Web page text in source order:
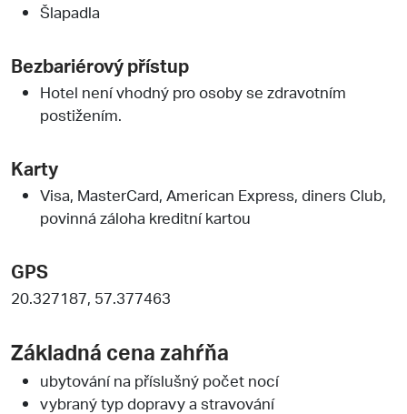
Šlapadla
Bezbariérový přístup
Hotel není vhodný pro osoby se zdravotním
postižením.
Karty
Visa, MasterCard, American Express, diners Club,
povinná záloha kreditní kartou
GPS
20.327187, 57.377463
Základná cena zahŕňa
ubytování na příslušný počet nocí
vybraný typ dopravy a stravování